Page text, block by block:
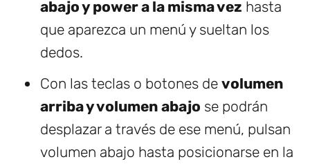
abajo y power a la misma vez hasta
que aparezca un menú y sueltan los
dedos.
Con las teclas o botones de volumen
arriba y volumen abajo se podrán
desplazar a través de ese menú, pulsan
volumen abajo hasta posicionarse en la